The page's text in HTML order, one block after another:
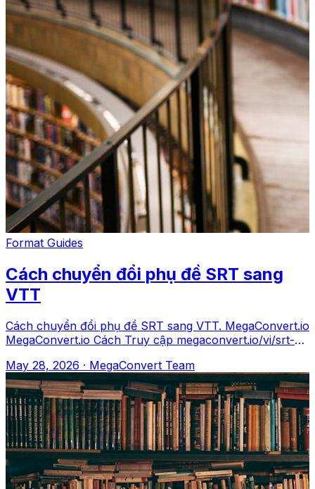
Format Guides
Cách chuyển đổi phụ đề SRT sang
VTT
Cách chuyển đổi phụ đề SRT sang VTT. MegaConvert.io
MegaConvert.io Cách Truy cập megaconvert.io/vi/srt-
May 28, 2026 · MegaConvert Team